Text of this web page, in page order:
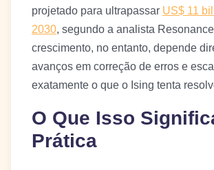
projetado para ultrapassar US$ 11
2030, segundo a analista
crescimento, no entanto, depende
avanços em correção de erros e
exatamente o que o Ising tenta
O Que Isso
Prática